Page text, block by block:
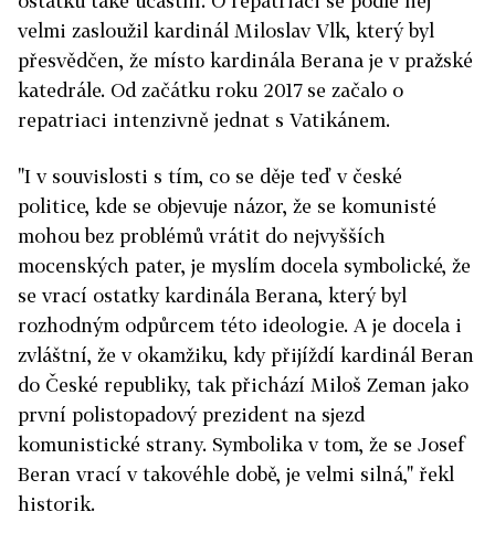
velmi zasloužil kardinál Miloslav Vlk, který byl
přesvědčen, že místo kardinála Berana je v pražské
katedrále. Od začátku roku 2017 se začalo o
repatriaci intenzivně jednat s Vatikánem.
"I v souvislosti s tím, co se děje teď v české
politice, kde se objevuje názor, že se komunisté
mohou bez problémů vrátit do nejvyšších
mocenských pater, je myslím docela symbolické, že
se vrací ostatky kardinála Berana, který byl
rozhodným odpůrcem této ideologie. A je docela i
zvláštní, že v okamžiku, kdy přijíždí kardinál Beran
do České republiky, tak přichází Miloš Zeman jako
první polistopadový prezident na sjezd
komunistické strany. Symbolika v tom, že se Josef
Beran vrací v takovéhle době, je velmi silná," řekl
historik.